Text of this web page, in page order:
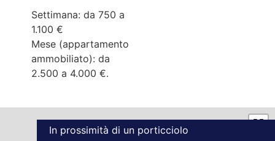
Settimana: da 750 a
1.100 €
Mese (appartamento
ammobiliato): da
2.500 a 4.000 €.
In prossimità di un porticciolo